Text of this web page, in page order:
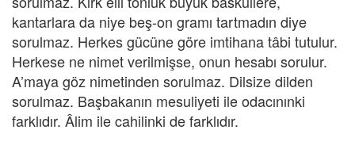
kantarlara da niye beş-on gramı tartmadın diye
sorulmaz. Herkes gücüne göre imtihana tâbi tutulur.
Herkese ne nimet verilmişse, onun hesabı sorulur.
A’maya göz nimetinden sorulmaz. Dilsize dilden
sorulmaz. Başbakanın mesuliyeti ile odacınınki
farklıdır. Âlim ile cahilinki de farklıdır.